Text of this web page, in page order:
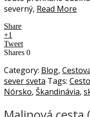
severný, Read More
Share
+1
Tweet
Shares 0
Category: Blog,
sever sveta Tags:
Nórsko, Škandinávia,